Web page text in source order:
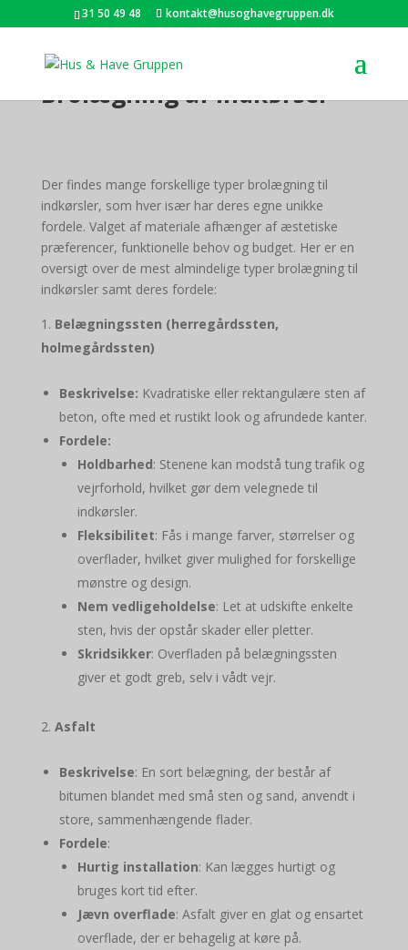
31 50 49 48 kontakt@husoghavegruppen.dk
Brolægning af indkørsel
Der findes mange forskellige typer brolægning til
indkørsler, som hver især har deres egne unikke
fordele. Valget af materiale afhænger af æstetiske
præferencer, funktionelle behov og budget. Her er en
oversigt over de mest almindelige typer brolægning til
indkørsler samt deres fordele:
Belægningssten (herregårdssten,
holmegårdssten)
Beskrivelse: Kvadratiske eller rektangulære sten af
beton, ofte med et rustikt look og afrundede kanter.
Fordele:
Holdbarhed: Stenene kan modstå tung trafik og
vejrforhold, hvilket gør dem velegnede til
indkørsler.
Fleksibilitet: Fås i mange farver, størrelser og
overflader, hvilket giver mulighed for forskellige
mønstre og design.
Nem vedligeholdelse: Let at udskifte enkelte
sten, hvis der opstår skader eller pletter.
Skridsikker: Overfladen på belægningssten
giver et godt greb, selv i vådt vejr.
Asfalt
Beskrivelse: En sort belægning, der består af
bitumen blandet med små sten og sand, anvendt i
store, sammenhængende flader.
Fordele:
Hurtig installation: Kan lægges hurtigt og
bruges kort tid efter.
Jævn overflade: Asfalt giver en glat og ensartet
overflade, der er behagelig at køre på.